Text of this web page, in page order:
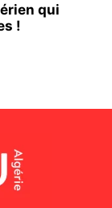
qui
!